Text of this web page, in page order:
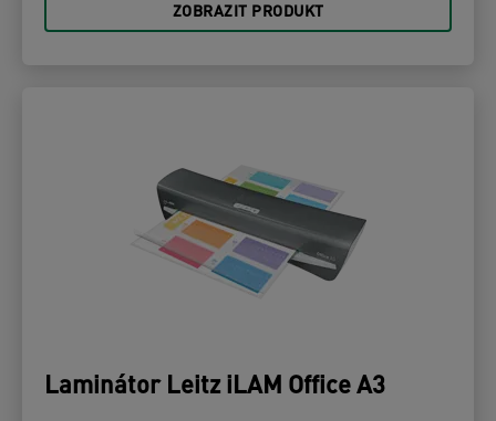
ZOBRAZIT PRODUKT
Laminátor Leitz iLAM Office A3